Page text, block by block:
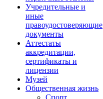
Учредительные и
иные
правоудостоверяющие
документы
Аттестаты
аккредитации,
сертификаты и
лицензии
Музей
Общественная жизнь
Спорт